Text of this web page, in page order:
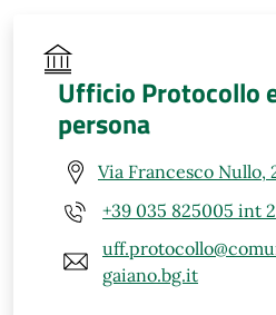
Ufficio Protocollo
persona
Via Francesco Nullo,
+39 035 825005 int 2
gaiano.bg.it